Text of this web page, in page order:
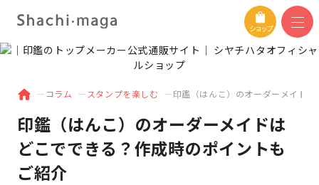
ショップ
コラム スタンプを楽しむ 印鑑（はんこ）のオーダーメイド
印鑑（はんこ）のオーダーメイドは
どこでできる？作成時のポイントも
ご紹介